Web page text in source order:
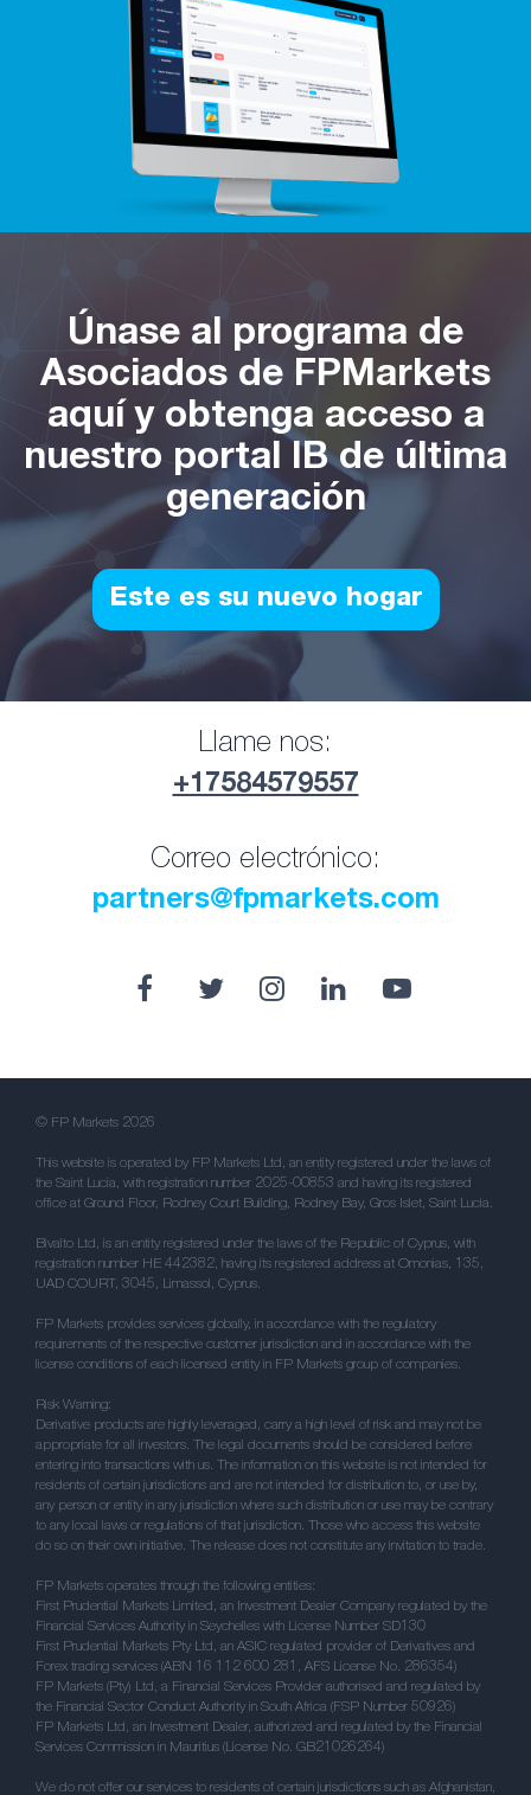
Únase al programa de
Asociados de FPMarkets
aquí y obtenga acceso a
nuestro portal IB de última
generación
Este es su nuevo hogar
Llame nos:
+17584579557
Correo electrónico:
partners@fpmarkets.com
© FP Markets 2026
This website is operated by FP Markets Ltd, an entity registered under the laws of
the Saint Lucia, with registration number 2025-00853 and having its registered
office at Ground Floor, Rodney Court Building, Rodney Bay, Gros Islet, Saint Lucia.
Bivalto Ltd, is an entity registered under the laws of the Republic of Cyprus, with
registration number HE 442382, having its registered address at Omonias, 135,
UAD COURT, 3045, Limassol, Cyprus.
FP Markets provides services globally, in accordance with the regulatory
requirements of the respective customer jurisdiction and in accordance with the
license conditions of each licensed entity in FP Markets group of companies.
Risk Warning:
Derivative products are highly leveraged, carry a high level of risk and may not be
appropriate for all investors. The legal documents should be considered before
entering into transactions with us. The information on this website is not intended for
residents of certain jurisdictions and are not intended for distribution to, or use by,
any person or entity in any jurisdiction where such distribution or use may be contrary
to any local laws or regulations of that jurisdiction. Those who access this website
do so on their own initiative. The release does not constitute any invitation to trade.
FP Markets operates through the following entities:
First Prudential Markets Limited, an Investment Dealer Company regulated by the
Financial Services Authority in Seychelles with License Number SD130
First Prudential Markets Pty Ltd, an ASIC regulated provider of Derivatives and
Forex trading services (ABN 16 112 600 281, AFS License No. 286354)
FP Markets (Pty) Ltd, a Financial Services Provider authorised and regulated by
the Financial Sector Conduct Authority in South Africa (FSP Number 50926)
FP Markets Ltd, an Investment Dealer, authorized and regulated by the Financial
Services Commission in Mauritius (License No. GB21026264)
We do not offer our services to residents of certain jurisdictions such as Afghanistan,